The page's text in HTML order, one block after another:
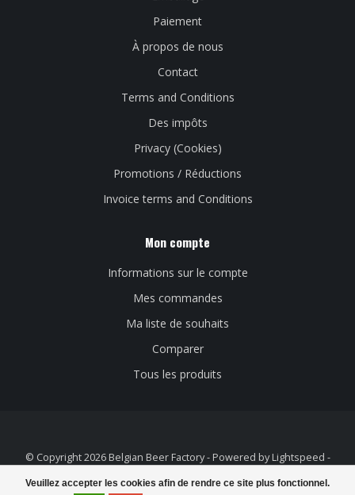
Veuillez accepter les cookies afin de rendre ce site plus fonctionnel.
Paiement
À propos de nous
Contact
Terms and Conditions
Des impôts
Privacy (Cookies)
Promotions / Réductions
Invoice terms and Conditions
Mon compte
Informations sur le compte
Mes commandes
Ma liste de souhaits
Comparer
Tous les produits
© Copyright 2026 Belgian Beer Factory - Powered by Lightspeed -
Theme byDyvelopment
FILTRES